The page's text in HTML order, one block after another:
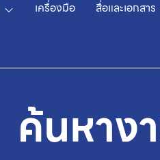
เครื่องมือ สื่อและเอกสาร
ค้นหาง